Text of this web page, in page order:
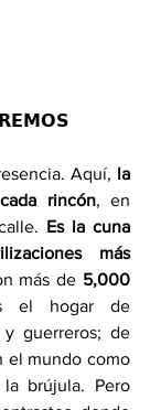
Aquí, la
rincón, en
Es la cuna
más
más de 5,000
el hogar de
y guerreros; de
el mundo como
brújula. Pero